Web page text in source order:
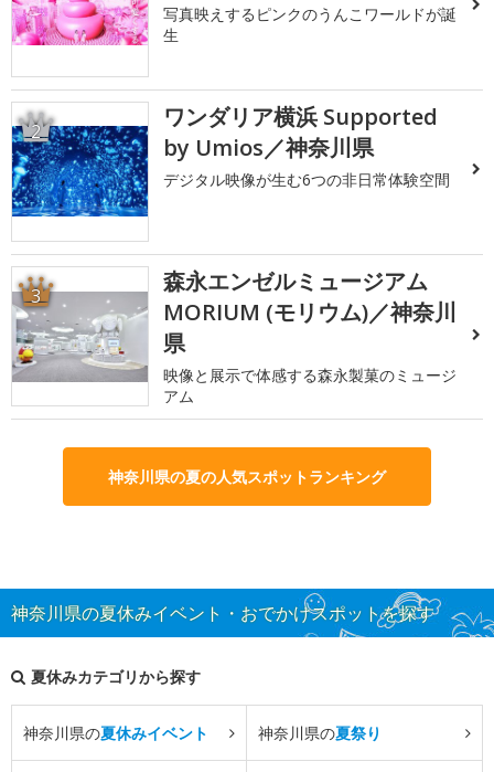
写真映えするピンクのうんこワールドが誕
生
2
ワンダリア横浜 Supported
by Umios／神奈川県
デジタル映像が生む6つの非日常体験空間
3
森永エンゼルミュージアム
MORIUM (モリウム)／神奈川
県
映像と展示で体感する森永製菓のミュージ
アム
神奈川県の夏の人気スポットランキング
神奈川県の夏休みイベント・おでかけスポットを探す
夏休みカテゴリから探す
神奈川県の夏休みイベント 神奈川県の夏祭り